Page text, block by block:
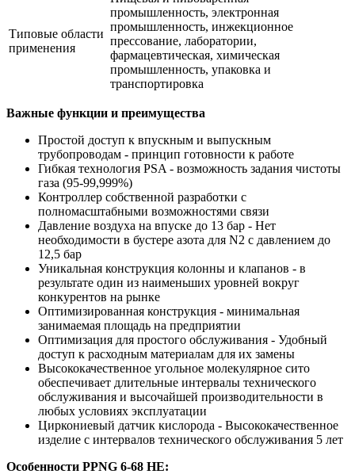
Типовые области
применения
промышленность, электронная
промышленность, инжекционное
прессование, лаборатории,
фармацевтическая, химическая
промышленность, упаковка и
транспортировка
Важные функции и преимущества
Простой доступ к впускным и выпускным
трубопроводам - принцип готовности к работе
Гибкая технология PSA - возможность задания чистоты
газа (95-99,999%)
Контроллер собственной разработки с
полномасштабными возможностями связи
Давление воздуха на впуске до 13 бар - Нет
необходимости в бустере азота для N2 с давлением до
12,5 бар
Уникальная конструкция колонны и клапанов - в
результате один из наименьших уровней вокруг
конкурентов на рынке
Оптимизированная конструкция - минимальная
занимаемая площадь на предприятии
Оптимизация для простого обслуживания - Удобный
доступ к расходным материалам для их замены
Высококачественное угольное молекулярное сито
обеспечивает длительные интервалы технического
обслуживания и высочайшей производительности в
любых условиях эксплуатации
Циркониевый датчик кислорода - Высококачественное
изделие с интервалов технического обслуживания 5 лет
Особенности PPNG 6-68 HE: